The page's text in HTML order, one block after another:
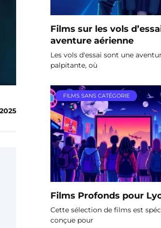
Films sur les vols
aventure aérienne
Les vols d'essai sont une
palpitante, où
FILMS SANS CATÉGORIE
Films Profonds pour
Cette sélection de films est
conçue pour